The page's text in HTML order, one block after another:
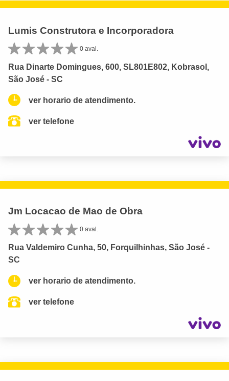
Lumis Construtora e Incorporadora
0 aval.
Rua Dinarte Domingues, 600, SL801E802, Kobrasol,
São José - SC
ver horario de atendimento.
ver telefone
Jm Locacao de Mao de Obra
0 aval.
Rua Valdemiro Cunha, 50, Forquilhinhas, São José -
SC
ver horario de atendimento.
ver telefone